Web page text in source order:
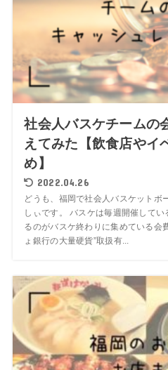
社会人バスケチームの
えてみた【飲食店やイ
め】
2022.04.26
どうも、福岡で社会人バスケットボ
しぃです。 バスケは毎週開催して
るのがバスケ終わりに集めている会
ょ銀行の大量硬貨”取扱有...